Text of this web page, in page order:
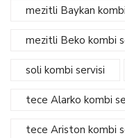
mezitli Baykan
mezitli Beko kombi
soli kombi servisi
tece Alarko kombi
tece Ariston kombi